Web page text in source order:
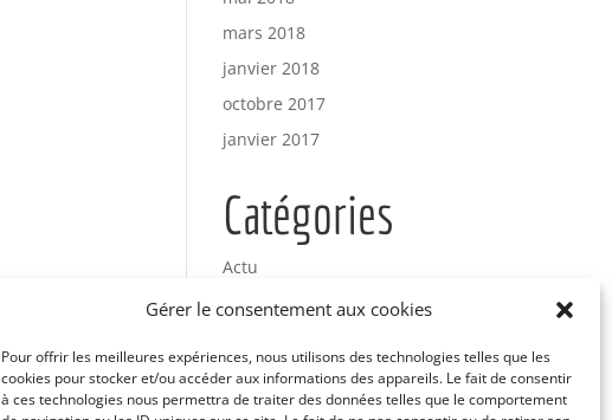
Gérer le consentement aux cookies
Pour offrir les meilleures expériences, nous utilisons des technologies telles que les
cookies pour stocker et/ou accéder aux informations des appareils. Le fait de consentir
à ces technologies nous permettra de traiter des données telles que le comportement
mars 2018
janvier 2018
octobre 2017
janvier 2017
Catégories
Actu
Uncategorized
Méta